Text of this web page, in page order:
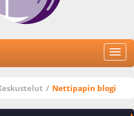
/ Nettipapin blogi